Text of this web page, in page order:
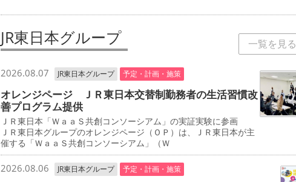
JR東日本グループ 一覧を見る
2026.08.07 JR東日本グループ 予定・計画・施策
オレンジページ ＪＲ東日本交替制勤務者の生活習慣改
善プログラム提供
ＪＲ東日本「ＷａａＳ共創コンソーシアム」の実証実験に参画
ＪＲ東日本グループのオレンジページ（ＯＰ）は、ＪＲ東日本が主
催する「ＷａａＳ共創コンソーシアム」（Ｗ
2026.08.06 JR東日本グループ 予定・計画・施策